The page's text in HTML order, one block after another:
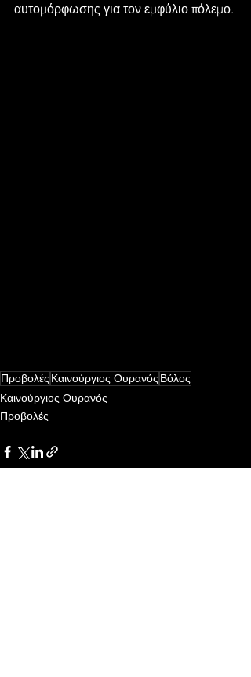
αυτομόρφωσης για τον εμφύλιο πόλεμο.
Προβολές Καινούργιος Ουρανός Βόλος
Καινούργιος Ουρανός
Προβολές